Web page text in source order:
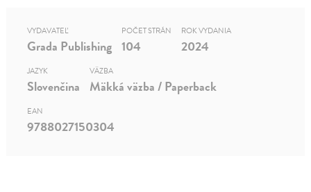
VYDAVATEĽ
Grada Publishing
POČET STRÁN
104
ROK VYDANIA
2024
JAZYK
Slovenčina
VÄZBA
Mäkká väzba / Paperback
EAN
9788027150304